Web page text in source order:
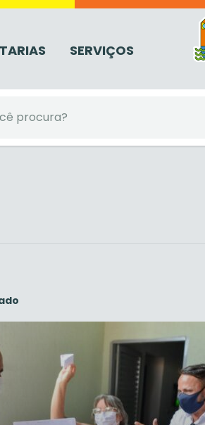
SERVIÇOS